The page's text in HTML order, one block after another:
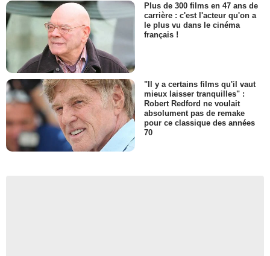
Plus de 300 films en 47 ans de
carrière : c'est l'acteur qu'on a
le plus vu dans le cinéma
français !
"Il y a certains films qu'il vaut
mieux laisser tranquilles" :
Robert Redford ne voulait
absolument pas de remake
pour ce classique des années
70